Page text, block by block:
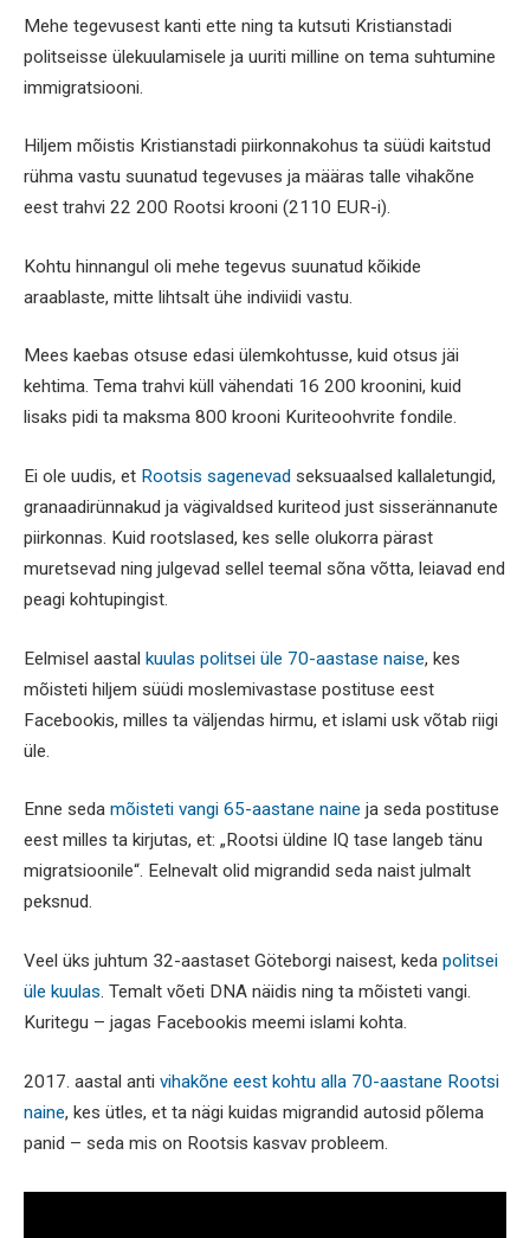
Mehe tegevusest kanti ette ning ta kutsuti Kristianstadi
politseisse ülekuulamisele ja uuriti milline on tema suhtumine
immigratsiooni.
Hiljem mõistis Kristianstadi piirkonnakohus ta süüdi kaitstud
rühma vastu suunatud tegevuses ja määras talle vihakõne
eest trahvi 22 200 Rootsi krooni (2110 EUR-i).
Kohtu hinnangul oli mehe tegevus suunatud kõikide
araablaste, mitte lihtsalt ühe indiviidi vastu.
Mees kaebas otsuse edasi ülemkohtusse, kuid otsus jäi
kehtima. Tema trahvi küll vähendati 16 200 kroonini, kuid
lisaks pidi ta maksma 800 krooni Kuriteoohvrite fondile.
Ei ole uudis, et Rootsis sagenevad seksuaalsed kallaletungid,
granaadirünnakud ja vägivaldsed kuriteod just sisserännanute
piirkonnas. Kuid rootslased, kes selle olukorra pärast
muretsevad ning julgevad sellel teemal sõna võtta, leiavad end
peagi kohtupingist.
Eelmisel aastal kuulas politsei üle 70-aastase naise, kes
mõisteti hiljem süüdi moslemivastase postituse eest
Facebookis, milles ta väljendas hirmu, et islami usk võtab riigi
üle.
Enne seda mõisteti vangi 65-aastane naine ja seda postituse
eest milles ta kirjutas, et: „Rootsi üldine IQ tase langeb tänu
migratsioonile“. Eelnevalt olid migrandid seda naist julmalt
peksnud.
Veel üks juhtum 32-aastaset Göteborgi naisest, keda politsei
üle kuulas. Temalt võeti DNA näidis ning ta mõisteti vangi.
Kuritegu – jagas Facebookis meemi islami kohta.
2017. aastal anti vihakõne eest kohtu alla 70-aastane Rootsi
naine, kes ütles, et ta nägi kuidas migrandid autosid põlema
panid – seda mis on Rootsis kasvav probleem.